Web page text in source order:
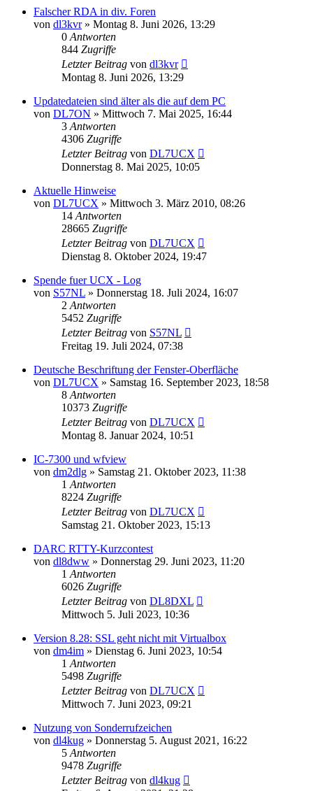
Falscher RDA in div. Foren
von dl3kvr» Montag 8. Juni 2026, 13:29
0 Antworten
844 Zugriffe
Letzter Beitrag von dl3kvr
Montag 8. Juni 2026, 13:29
Updatedateien sind älter als die auf dem PC
von DL7ON » Mittwoch 7. Mai 2025, 16:44
3 Antworten
4306 Zugriffe
Letzter Beitrag von DL7UCX
Donnerstag 8. Mai 2025, 10:05
Aktuelle Hinweise
von DL7UCX » Mittwoch 3. März 2010, 08:26
14 Antworten
28665 Zugriffe
Letzter Beitrag von DL7UCX
Dienstag 8. Oktober 2024, 19:47
Spende fuer UCX - Log
von S57NL » Donnerstag 18. Juli 2024, 16:07
2 Antworten
5452 Zugriffe
Letzter Beitrag von S57NL
Freitag 19. Juli 2024, 07:38
Deutsche Beschriftung der Fenster-Oberfläche
von DL7UCX » Samstag 16. September 2023, 18:58
8 Antworten
10373 Zugriffe
Letzter Beitrag von DL7UCX
Montag 8. Januar 2024, 10:51
IC-7300 und wfview
von dm2dlg » Samstag 21. Oktober 2023, 11:38
1 Antworten
8224 Zugriffe
Letzter Beitrag von DL7UCX
Samstag 21. Oktober 2023, 15:13
DARC RTTY-Kurzcontest
von dl8dww » Donnerstag 29. Juni 2023, 11:20
1 Antworten
6026 Zugriffe
Letzter Beitrag von DL8DXL
Mittwoch 5. Juli 2023, 10:36
Version 8.28: SSL geht nicht mit Virtualbox
von dm4im » Dienstag 6. Juni 2023, 10:54
1 Antworten
5498 Zugriffe
Letzter Beitrag von DL7UCX
Mittwoch 7. Juni 2023, 09:21
Nutzung von Sonderrufzeichen
von dl4kug » Donnerstag 5. August 2021, 16:22
5 Antworten
9478 Zugriffe
Letzter Beitrag von dl4kug